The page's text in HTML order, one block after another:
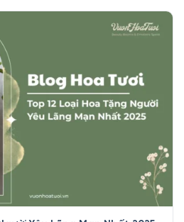
bạn nên hành động để không